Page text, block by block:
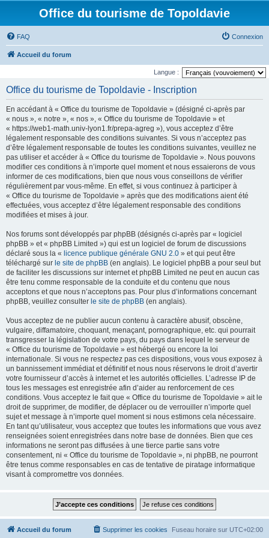
Office du tourisme de Topoldavie
FAQ Connexion
Accueil du forum
Langue :
Office du tourisme de Topoldavie - Inscription
En accédant à « Office du tourisme de Topoldavie » (désigné ci-après par
« nous », « notre », « nos », « Office du tourisme de Topoldavie » et
« https://web1-math.univ-lyon1.fr/prepa-agreg »), vous acceptez d’être
légalement responsable des conditions suivantes. Si vous n’acceptez pas
d’être légalement responsable de toutes les conditions suivantes, veuillez ne
pas utiliser et accéder à « Office du tourisme de Topoldavie ». Nous pouvons
modifier ces conditions à n’importe quel moment et nous essaierons de vous
informer de ces modifications, bien que nous vous conseillons de vérifier
régulièrement par vous-même. En effet, si vous continuez à participer à
« Office du tourisme de Topoldavie » après que des modifications aient été
effectuées, vous acceptez d’être légalement responsable des conditions
modifiées et mises à jour.
Nos forums sont développés par phpBB (désignés ci-après par « logiciel
phpBB » et « phpBB Limited ») qui est un logiciel de forum de discussions
déclaré sous la « licence publique générale GNU 2.0 » et qui peut être
téléchargé sur le site de phpBB (en anglais). Le logiciel phpBB a pour seul but
de faciliter les discussions sur internet et phpBB Limited ne peut en aucun cas
être tenu comme responsable de la conduite et du contenu que nous
acceptons et que nous n’acceptons pas. Pour plus d’informations concernant
phpBB, veuillez consulter le site de phpBB (en anglais).
Vous acceptez de ne publier aucun contenu à caractère abusif, obscène,
vulgaire, diffamatoire, choquant, menaçant, pornographique, etc. qui pourrait
transgresser la législation de votre pays, du pays dans lequel le serveur de
« Office du tourisme de Topoldavie » est hébergé ou encore la loi
internationale. Si vous ne respectez pas ces dispositions, vous vous exposez à
un bannissement immédiat et définitif et nous nous réservons le droit d’avertir
votre fournisseur d’accès à internet et les autorités officielles. L’adresse IP de
tous les messages est enregistrée afin d’aider au renforcement de ces
conditions. Vous acceptez le fait que « Office du tourisme de Topoldavie » ait le
droit de supprimer, de modifier, de déplacer ou de verrouiller n’importe quel
sujet et message à n’importe quel moment si nous estimons cela nécessaire.
En tant qu’utilisateur, vous acceptez que toutes les informations que vous avez
renseignées soient enregistrées dans notre base de données. Bien que ces
informations ne seront pas diffusées à une tierce partie sans votre
consentement, ni « Office du tourisme de Topoldavie », ni phpBB, ne pourront
être tenus comme responsables en cas de tentative de piratage informatique
visant à compromettre vos données.
Accueil du forum Fuseau horaire sur UTC+02:00
Supprimer les cookies